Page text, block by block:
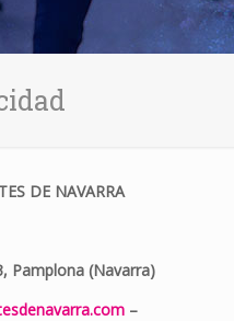
DE NAVARRA
Pamplona (Navarra)
–